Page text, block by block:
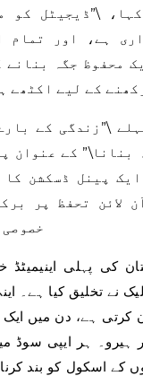
\”ڈیجیٹل کو
ہے، اور تمام
محفوظ جگہ بنانے
\”زندگی کے
بنانا\” کے عنوان
پینل ڈسکشن
لائن تحفظ پر
کی پہلی
نے تخلیق کیا ہے۔
کرتی ہے، دن میں ایک
ہیرو۔ ہر ایپی سوڈ
کے اسکول کو بند